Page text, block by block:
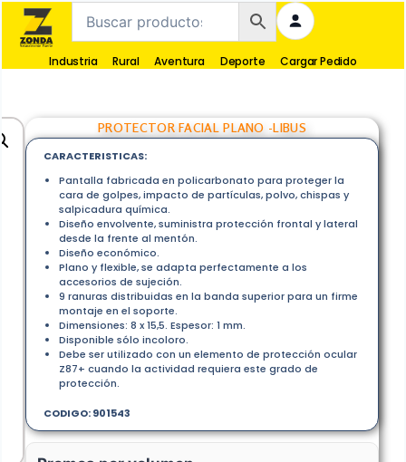
Industria Rural Aventura Deporte Cargar Pedido
PROTECTOR FACIAL PLANO -LIBUS
CARACTERISTICAS:
Pantalla fabricada en policarbonato para proteger la
cara de golpes, impacto de partículas, polvo, chispas y
salpicadura química.
Diseño envolvente, suministra protección frontal y lateral
desde la frente al mentón.
Diseño económico.
Plano y flexible, se adapta perfectamente a los
accesorios de sujeción.
9 ranuras distribuidas en la banda superior para un firme
montaje en el soporte.
Dimensiones: 8 x 15,5. Espesor: 1 mm.
Disponible sólo incoloro.
Debe ser utilizado con un elemento de protección ocular
Z87+ cuando la actividad requiera este grado de
protección.
CODIGO: 901543